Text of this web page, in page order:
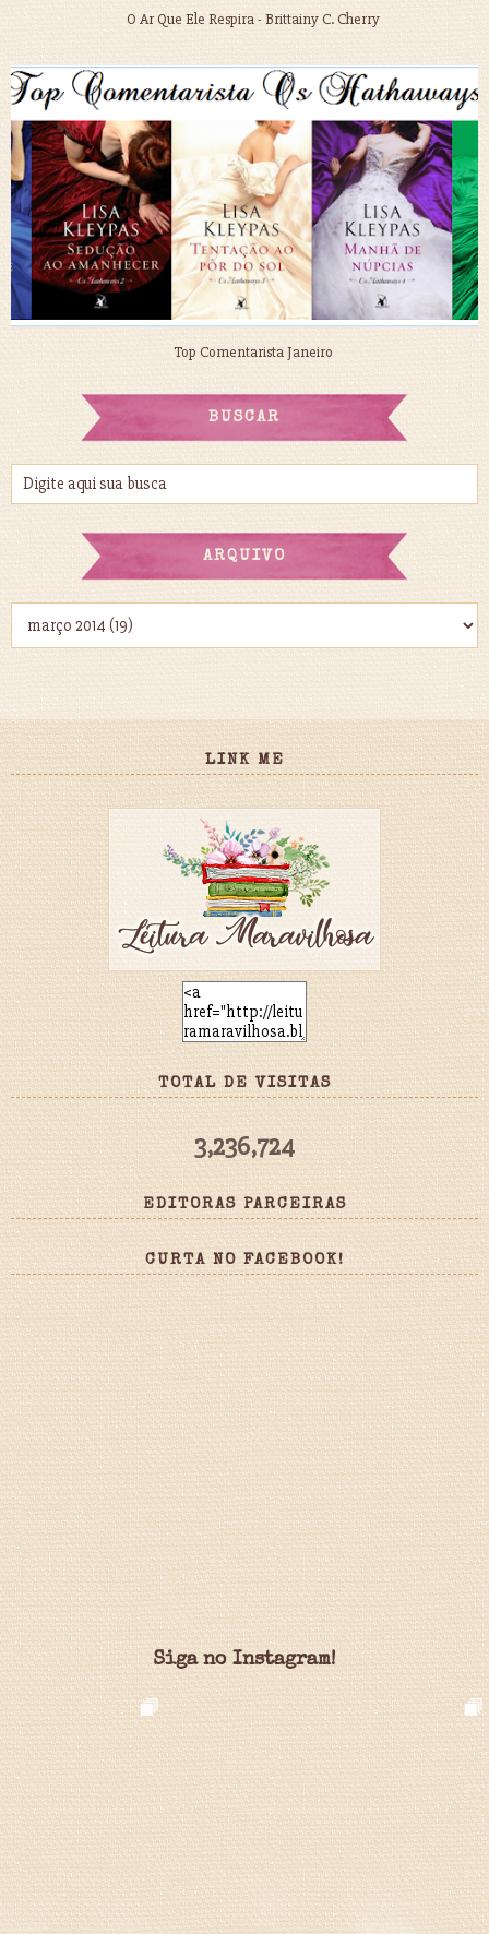
O Ar Que Ele Respira - Brittainy C. Cherry
Top Comentarista Janeiro
BUSCAR
ARQUIVO
LINK ME
TOTAL DE VISITAS
3,236,724
EDITORAS PARCEIRAS
CURTA NO FACEBOOK!
Siga no Instagram!